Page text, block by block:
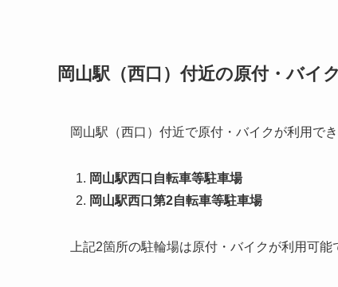
岡山駅（西口）付近の原付・バイ
岡山駅（西口）付近で原付・バイクが利用で
岡山駅西口自転車等駐車場
岡山駅西口第2自転車等駐車場
上記2箇所の駐輪場は原付・バイクが利用可能